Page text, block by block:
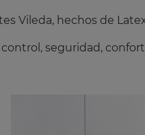
Vileda, hechos de
seguridad,